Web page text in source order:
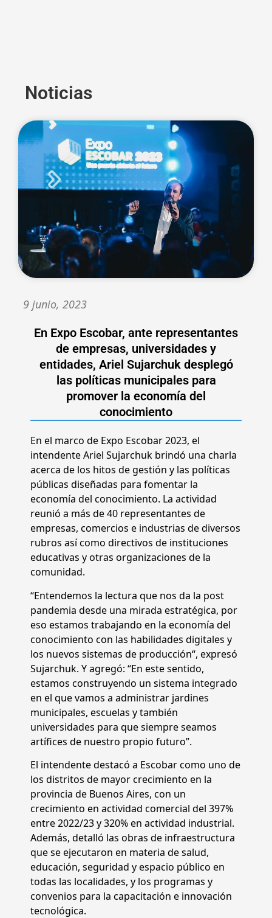
Noticias
9 junio, 2023
En Expo Escobar, ante representantes
de empresas, universidades y
entidades, Ariel Sujarchuk desplegó
las políticas municipales para
promover la economía del
conocimiento
En el marco de Expo Escobar 2023, el
intendente Ariel Sujarchuk brindó una charla
acerca de los hitos de gestión y las políticas
públicas diseñadas para fomentar la
economía del conocimiento. La actividad
reunió a más de 40 representantes de
empresas, comercios e industrias de diversos
rubros así como directivos de instituciones
educativas y otras organizaciones de la
comunidad.
“Entendemos la lectura que nos da la post
pandemia desde una mirada estratégica, por
eso estamos trabajando en la economía del
conocimiento con las habilidades digitales y
los nuevos sistemas de producción“, expresó
Sujarchuk. Y agregó: “En este sentido,
estamos construyendo un sistema integrado
en el que vamos a administrar jardines
municipales, escuelas y también
universidades para que siempre seamos
artífices de nuestro propio futuro”.
El intendente destacó a Escobar como uno de
los distritos de mayor crecimiento en la
provincia de Buenos Aires, con un
crecimiento en actividad comercial del 397%
entre 2022/23 y 320% en actividad industrial.
Además, detalló las obras de infraestructura
que se ejecutaron en materia de salud,
educación, seguridad y espacio público en
todas las localidades, y los programas y
convenios para la capacitación e innovación
tecnológica.